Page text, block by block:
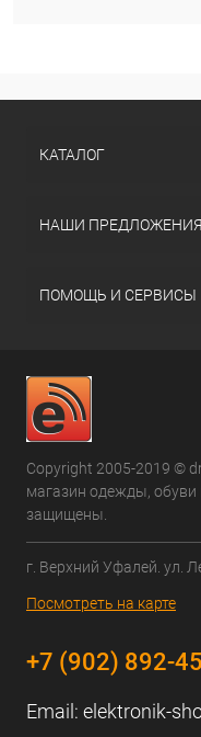
КАТАЛОГ
НАШИ ПРЕДЛОЖЕНИЯ
ПОМОЩЬ И СЕРВИСЫ
Copyright 2005-2019 ©
магазин одежды, обуви
защищены.
г. Верхний Уфалей. ул.
Посмотреть на карте
+7 (902) 892-
Email: elektronik-